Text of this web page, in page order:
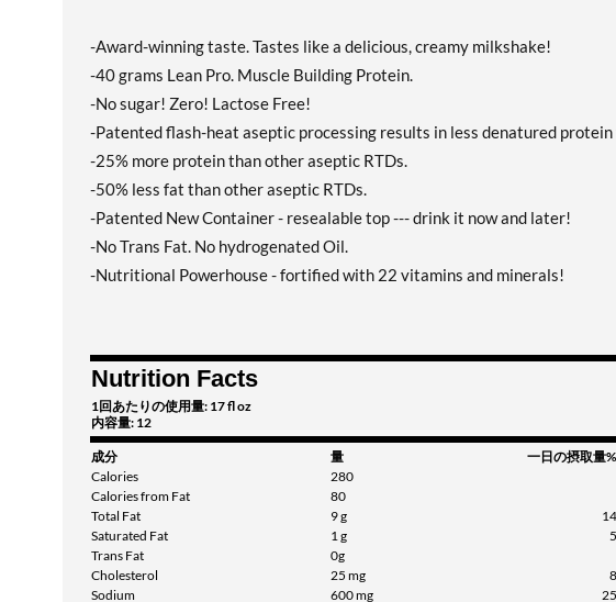
販
デ
-Award-winning taste. Tastes like a delicious, creamy milkshake!
-40 grams Lean Pro. Muscle Building Protein.
-No sugar! Zero! Lactose Free!
-Patented flash-heat aseptic processing results in less denatured
-25% more protein than other aseptic RTDs.
-50% less fat than other aseptic RTDs.
-Patented New Container - resealable top --- drink it now and later!
-No Trans Fat. No hydrogenated Oil.
-Nutritional Powerhouse - fortified with 22 vitamins and minerals!
Nutrition Facts
1回あたりの使用量: 17 fl oz
内容量: 12
成分 量
一日の摂取量%
Calories
280
Calories from Fat
80
Total Fat
9 g
14
Saturated Fat
1 g
5
Trans Fat
0g
Cholesterol
25 mg
8
Sodium
600 mg
25